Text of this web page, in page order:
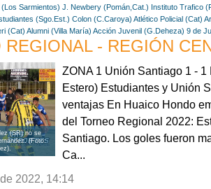
Sarmientos) J. Newbery (Pomán,Cat.) Instituto Trafico
(Sgo.Est.) Colon (C.Caroya) Atlético Policial (Cat)
(Cat) Alumni (Villa María) Acción Juvenil (G.Deheza) 9 de
REGIONAL - REGIÓN
(SR) no se
(Foto:
ZONA 1 Unión Santiago 1 -
Estero) Estudiantes y Unión
ventajas En Huaico Hondo
del Torneo Regional 2022:
Santiago. Los goles fueron
Ca...
2022, 14:14